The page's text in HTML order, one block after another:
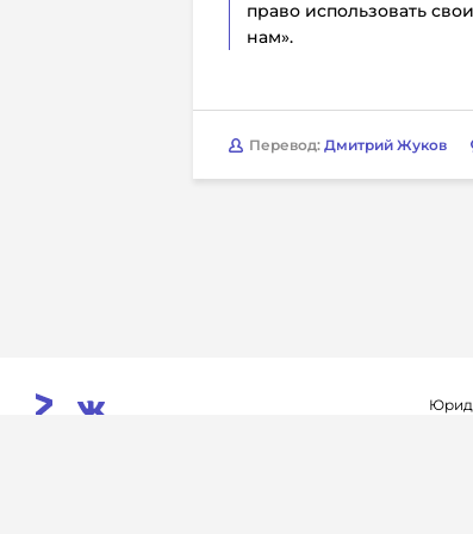
право использовать
нам».
Перевод: Дмитрий Жуков